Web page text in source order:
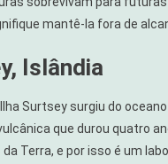
mantê-la fora de
Islândia
Surtsey surgiu do
que durou quatro
Terra, e por isso é um